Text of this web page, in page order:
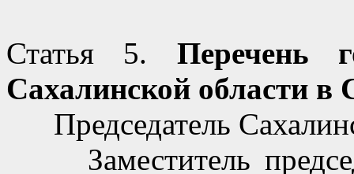
Статья 5. Перечень
Сахалинской области в
Председатель
Заместитель